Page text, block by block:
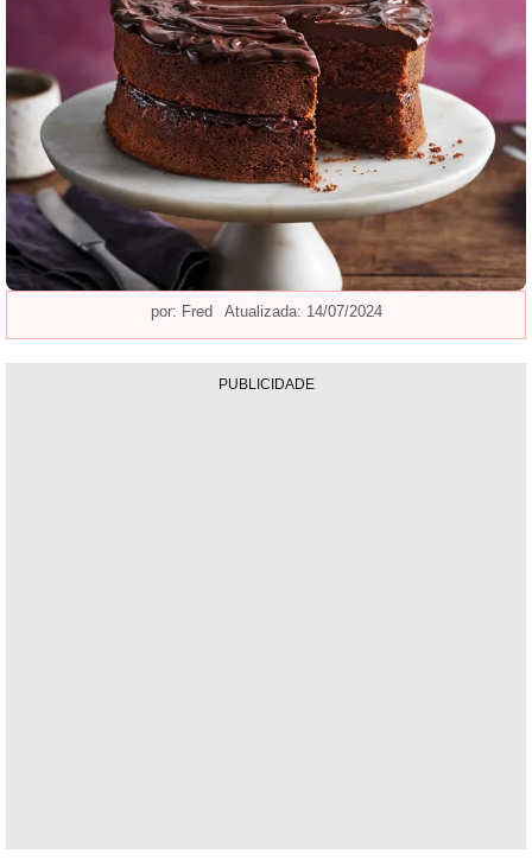
por: Fred Atualizada: 14/07/2024
PUBLICIDADE